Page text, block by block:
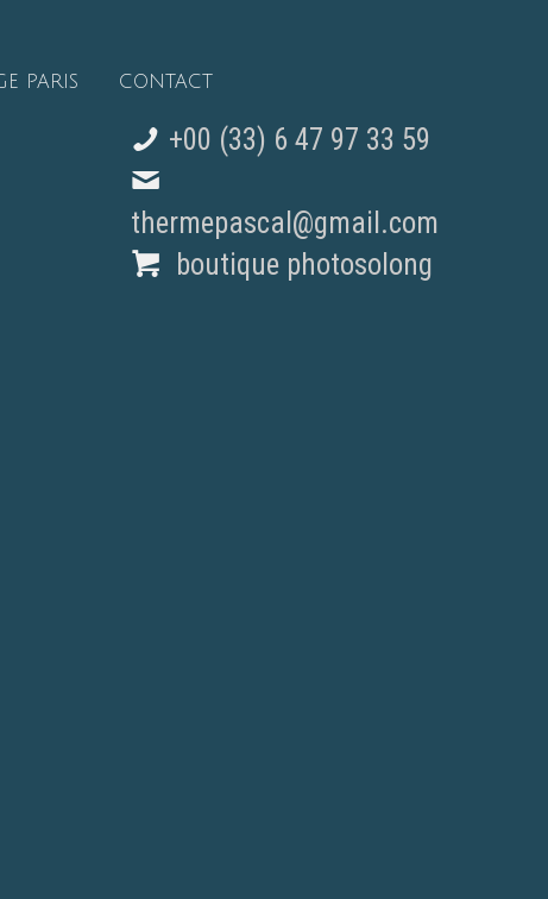
PARIS CONTACT
+00 (33) 6 47 97 33 59
thermepascal@gmail.com
boutique photosolong